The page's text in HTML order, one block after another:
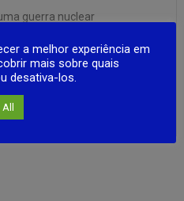
guerra nuclear
transformou em zumbis,
químicos das bombas
alguns sobreviventes se
a melhor experiência em
mais sobre quais
desativa-los.